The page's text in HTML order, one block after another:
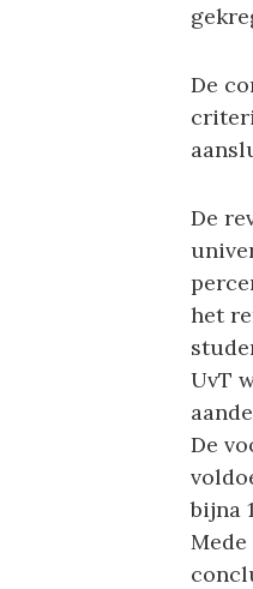
De
De
het
UvT
De
bijna